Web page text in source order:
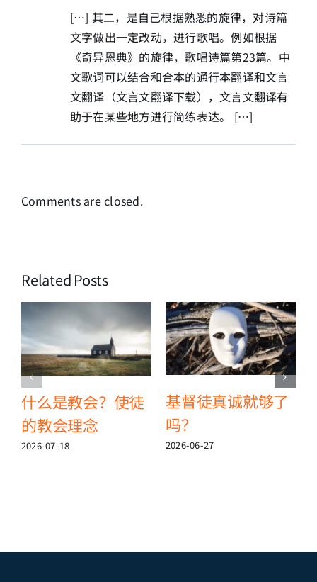
[…] 其二，是自己根据熟悉的旋律，对诗篇
文字做出一定改动，进行歌唱。例如根据
《奇异恩典》的旋律，歌唱诗篇第23篇。中
文歌词可以结合和合本的通行本翻译和文言
文翻译（文言文翻译下载），文言文翻译有
助于在某些地方进行简练表达。 […]
Comments are closed.
Related Posts
什么是教会？使徒
的教会理念
2026-07-18
基督徒真诚就够了
吗？
2026-06-27